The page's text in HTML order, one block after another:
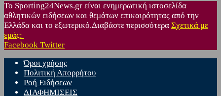
Το Sporting24News.gr είναι ενημερωτική ιστοσελίδα
αθλητικών ειδήσεων και θεμάτων επικαιρότητας από την
Ελλάδα και το εξωτερικό.Διαβάστε περισσότερα Σχετικά με
εμάς:
Facebook Twitter
Όροι χρήσης
Πολιτική Απορρήτου
Ροή Ειδήσεων
ΔΙΑΦΗΜΙΣΕΙΣ